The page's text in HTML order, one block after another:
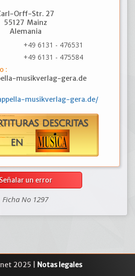
Orff-Str. 27
55127 Mainz
Alemania
+49 6131 - 476531
+49 6131 - 475584
:
musikverlag-gera.de
musikverlag-gera.de/
Señalar un error
Ficha No 1297
2025 | Notas legales